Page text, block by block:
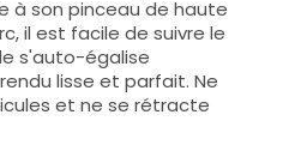
à son pinceau de haute
il est facile de suivre le
s'auto-égalise
lisse et parfait. Ne
et ne se rétracte